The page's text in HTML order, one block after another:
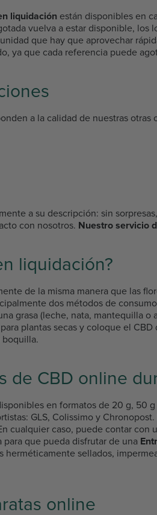
liquidación están disponibles en
vuelva a estar disponible,
que hay que aprovechar
ya que cada referencia puede
a la calidad de nuestras
a su descripción: sin
con nosotros. Nuestro servicio
liquidación?
de la misma manera que las
dos métodos de
grasa (leche, nata, mantequilla
plantas secas y coloque el
boquilla.
de CBD online
en formatos de 20 g, 50
GLS, Colissimo y
cualquier caso, puede contar con
que pueda disfrutar de una
herméticamente sellados,
online